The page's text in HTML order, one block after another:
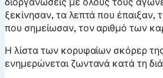
ξεκίνησαν, τα λεπτά που έπαιξαν,
που σημείωσαν, τον αριθμό των
Η λίστα των κορυφαίων σκόρερ
ενημερώνεται ζωντανά κατά τη